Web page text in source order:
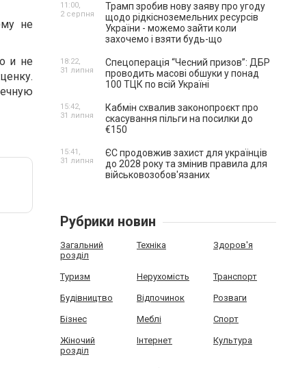
не
и не
Трамп зробив нову заяву про угоду
щодо рідкісноземельних ресурсів
України - можемо зайти коли
захочемо і взяти будь-що
11:00,
2 серпня
Спецоперація “Чесний призов”: ДБР
проводить масові обшуки у понад
100 ТЦК по всій Україні
18:22,
31 липня
Кабмін схвалив законопроєкт про
скасування пільги на посилки до
€150
15:42,
31 липня
ЄС продовжив захист для українців
до 2028 року та змінив правила для
військовозобов'язаних
15:41,
31 липня
Рубрики новин
Загальний
розділ
Техніка Здоров'я
Туризм Нерухомість Транспорт
Будівництво Відпочинок Розваги
Бізнес Меблі Спорт
Жіночий
розділ
Інтернет Культура